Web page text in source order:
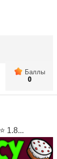
Баллы
0
1.8...